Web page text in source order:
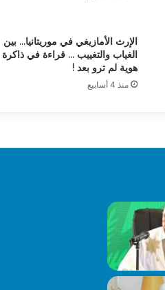
الإرث الأمازيغي في موريتانيا… بين
الغياب والتغييب … قراءة في ذاكرة
هوية لم ترو بعد !
منذ 4 أسابيع